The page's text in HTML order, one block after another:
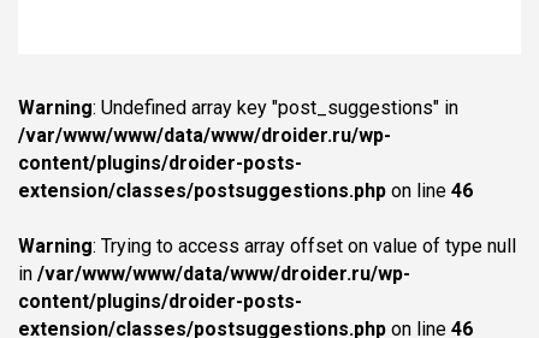
Warning: Undefined array key "post_suggestions" in
/var/www/www/data/www/droider.ru/wp-
content/plugins/droider-posts-
extension/classes/postsuggestions.php on line 46
Warning: Trying to access array offset on value of type null
in /var/www/www/data/www/droider.ru/wp-
content/plugins/droider-posts-
extension/classes/postsuggestions.php on line 46